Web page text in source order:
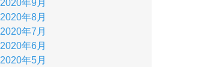
2020年9月
2020年8月
2020年7月
2020年6月
2020年5月